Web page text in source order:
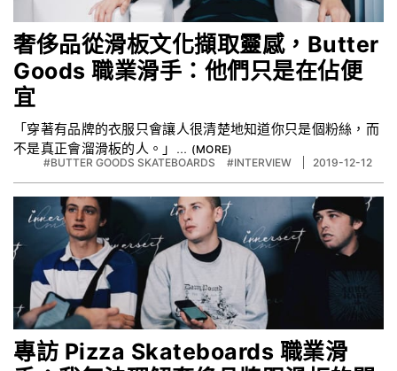
奢侈品從滑板文化擷取靈感，Butter
Goods 職業滑手：他們只是在佔便
宜
「穿著有品牌的衣服只會讓人很清楚地知道你只是個粉絲，而
不是真正會溜滑板的人。」...
#BUTTER GOODS SKATEBOARDS #INTERVIEW 2019-12-12
專訪 Pizza Skateboards 職業滑